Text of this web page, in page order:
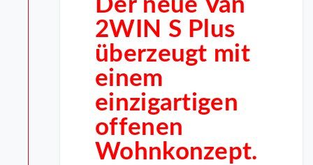
Der neue Van
2WIN S Plus
überzeugt mit
einem
einzigartigen
offenen
Wohnkonzept.